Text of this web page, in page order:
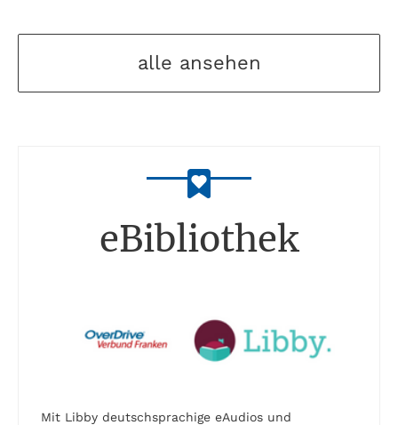
alle ansehen
eBibliothek
Mit Libby deutschsprachige eAudios und